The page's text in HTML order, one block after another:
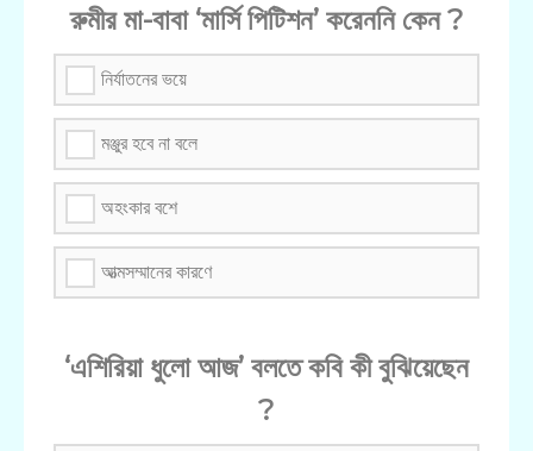
রুমীর মা-বাবা ‘মার্সি পিটিশন’ করেননি কেন ?
নির্যাতনের ভয়ে
মঞ্জুর হবে না বলে
অহংকার বশে
আত্মসম্মানের কারণে
‘এশিরিয়া ধুলো আজ’ বলতে কবি কী বুঝিয়েছেন
?